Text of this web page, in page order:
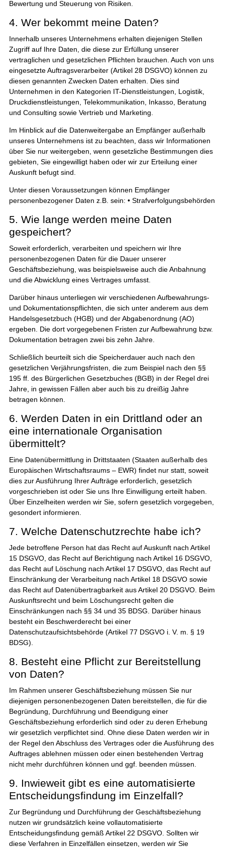
Bewertung und Steuerung von Risiken.
4. Wer bekommt meine Daten?
Innerhalb unseres Unternehmens erhalten diejenigen Stellen
Zugriff auf Ihre Daten, die diese zur Erfüllung unserer
vertraglichen und gesetzlichen Pflichten brauchen. Auch von uns
eingesetzte Auftragsverarbeiter (Artikel 28 DSGVO) können zu
diesen genannten Zwecken Daten erhalten. Dies sind
Unternehmen in den Kategorien IT-Dienstleistungen, Logistik,
Druckdienstleistungen, Telekommunikation, Inkasso, Beratung
und Consulting sowie Vertrieb und Marketing.
Im Hinblick auf die Datenweitergabe an Empfänger außerhalb
unseres Unternehmens ist zu beachten, dass wir Informationen
über Sie nur weitergeben, wenn gesetzliche Bestimmungen dies
gebieten, Sie eingewilligt haben oder wir zur Erteilung einer
Auskunft befugt sind.
Unter diesen Voraussetzungen können Empfänger
personenbezogener Daten z.B. sein: • Strafverfolgungsbehörden
5. Wie lange werden meine Daten
gespeichert?
Soweit erforderlich, verarbeiten und speichern wir Ihre
personenbezogenen Daten für die Dauer unserer
Geschäftsbeziehung, was beispielsweise auch die Anbahnung
und die Abwicklung eines Vertrages umfasst.
Darüber hinaus unterliegen wir verschiedenen Aufbewahrungs-
und Dokumentationspflichten, die sich unter anderem aus dem
Handelsgesetzbuch (HGB) und der Abgabenordnung (AO)
ergeben. Die dort vorgegebenen Fristen zur Aufbewahrung bzw.
Dokumentation betragen zwei bis zehn Jahre.
Schließlich beurteilt sich die Speicherdauer auch nach den
gesetzlichen Verjährungsfristen, die zum Beispiel nach den §§
195 ff. des Bürgerlichen Gesetzbuches (BGB) in der Regel drei
Jahre, in gewissen Fällen aber auch bis zu dreißig Jahre
betragen können.
6. Werden Daten in ein Drittland oder an
eine internationale Organisation
übermittelt?
Eine Datenübermittlung in Drittstaaten (Staaten außerhalb des
Europäischen Wirtschaftsraums – EWR) findet nur statt, soweit
dies zur Ausführung Ihrer Aufträge erforderlich, gesetzlich
vorgeschrieben ist oder Sie uns Ihre Einwilligung erteilt haben.
Über Einzelheiten werden wir Sie, sofern gesetzlich vorgegeben,
gesondert informieren.
7. Welche Datenschutzrechte habe ich?
Jede betroffene Person hat das Recht auf Auskunft nach Artikel
15 DSGVO, das Recht auf Berichtigung nach Artikel 16 DSGVO,
das Recht auf Löschung nach Artikel 17 DSGVO, das Recht auf
Einschränkung der Verarbeitung nach Artikel 18 DSGVO sowie
das Recht auf Datenübertragbarkeit aus Artikel 20 DSGVO. Beim
Auskunftsrecht und beim Löschungsrecht gelten die
Einschränkungen nach §§ 34 und 35 BDSG. Darüber hinaus
besteht ein Beschwerderecht bei einer
Datenschutzaufsichtsbehörde (Artikel 77 DSGVO i. V. m. § 19
BDSG).
8. Besteht eine Pflicht zur Bereitstellung
von Daten?
Im Rahmen unserer Geschäftsbeziehung müssen Sie nur
diejenigen personenbezogenen Daten bereitstellen, die für die
Begründung, Durchführung und Beendigung einer
Geschäftsbeziehung erforderlich sind oder zu deren Erhebung
wir gesetzlich verpflichtet sind. Ohne diese Daten werden wir in
der Regel den Abschluss des Vertrages oder die Ausführung des
Auftrages ablehnen müssen oder einen bestehenden Vertrag
nicht mehr durchführen können und ggf. beenden müssen.
9. Inwieweit gibt es eine automatisierte
Entscheidungsfindung im Einzelfall?
Zur Begründung und Durchführung der Geschäftsbeziehung
nutzen wir grundsätzlich keine vollautomatisierte
Entscheidungsfindung gemäß Artikel 22 DSGVO. Sollten wir
diese Verfahren in Einzelfällen einsetzen, werden wir Sie